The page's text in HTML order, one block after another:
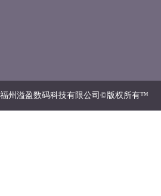
福州溢盈数码科技有限公司©版权所有™